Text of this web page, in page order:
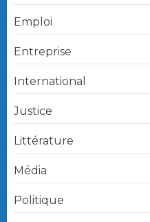
Emploi
Entreprise
International
Justice
Littérature
Média
Politique